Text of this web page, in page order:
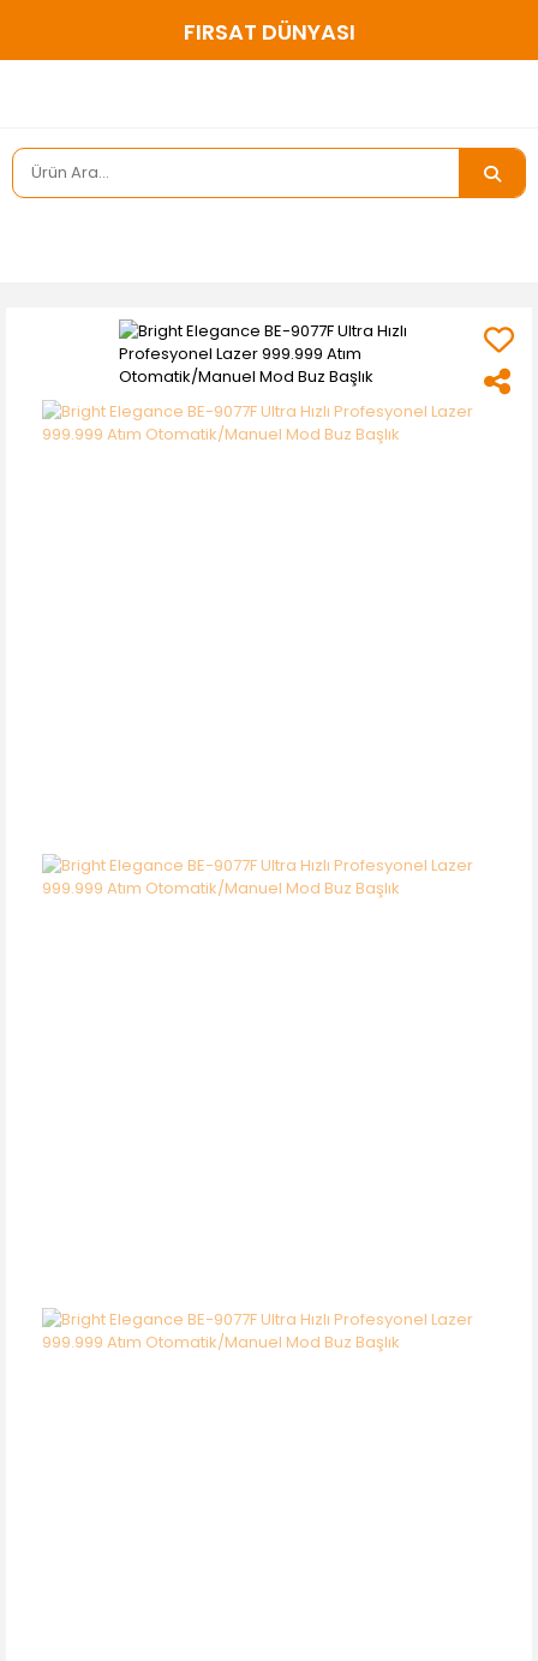
200 ₺ ve ÜZERİ ÜCRETSİZ KARGO